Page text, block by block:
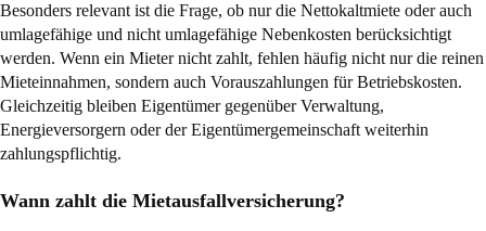
Besonders relevant ist die Frage, ob nur die Nettokaltmiete oder auch
umlagefähige und nicht umlagefähige Nebenkosten berücksichtigt
werden. Wenn ein Mieter nicht zahlt, fehlen häufig nicht nur die reinen
Mieteinnahmen, sondern auch Vorauszahlungen für Betriebskosten.
Gleichzeitig bleiben Eigentümer gegenüber Verwaltung,
Energieversorgern oder der Eigentümergemeinschaft weiterhin
zahlungspflichtig.
Wann zahlt die Mietausfallversicherung?